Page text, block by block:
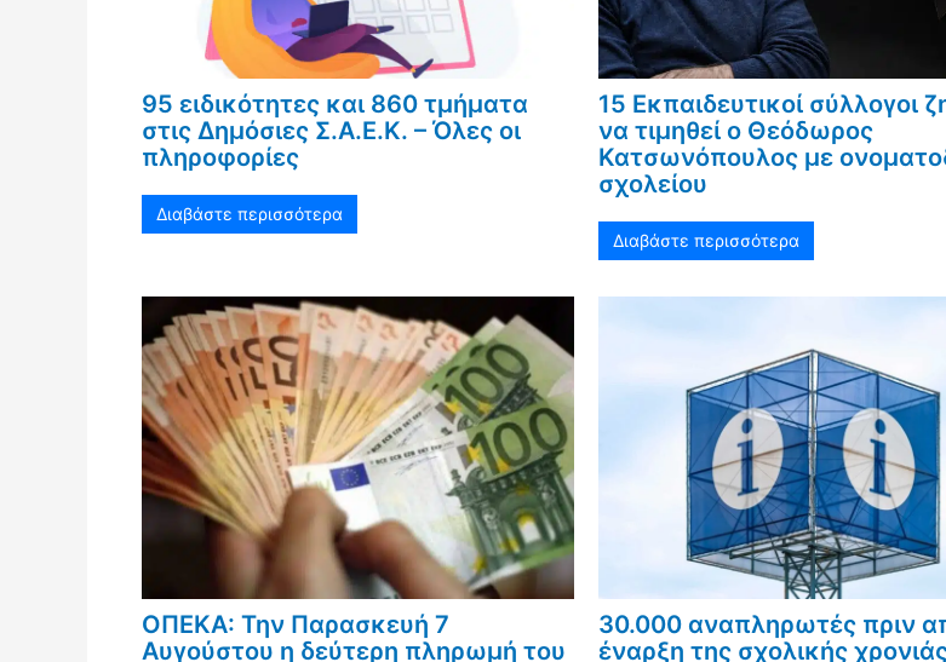
95 ειδικότητες και 860 τμήματα
στις Δημόσιες Σ.Α.Ε.Κ. – Όλες οι
πληροφορίες
Διαβάστε περισσότερα
15 Εκπαιδευτικοί σύλλογοι
να τιμηθεί ο Θεόδωρος
Κατσωνόπουλος με
σχολείου
Διαβάστε περισσότερα
ΟΠΕΚΑ: Την Παρασκευή 7
Αυγούστου η δεύτερη πληρωμή του
30.000 αναπληρωτές πριν
έναρξη της σχολικής